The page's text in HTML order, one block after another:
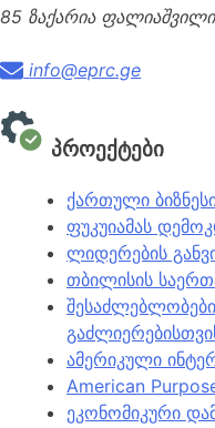
85 ზაქარია
info@eprc.ge
პროექტები
ქართული
ფუკუიამას
ლიდერების
თბილისის
ამერიკული
American
ეკონომიკური